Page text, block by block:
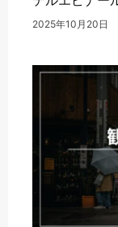
2025年10月20日